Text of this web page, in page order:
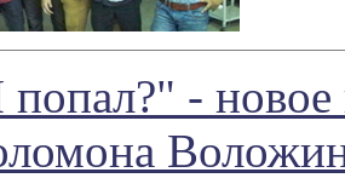
- новое